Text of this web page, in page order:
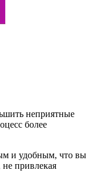
неприятные
более
и удобным, что вы
не привлекая